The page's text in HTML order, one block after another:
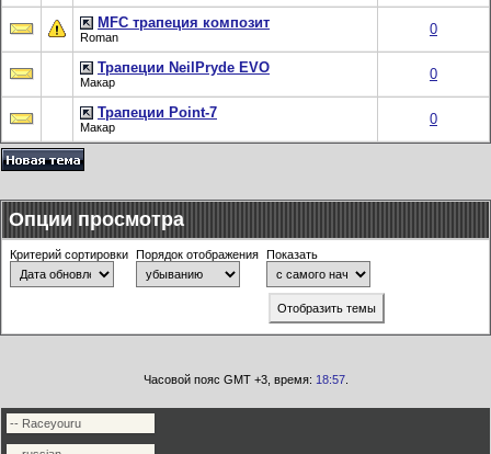
MFC трапеция композит
Roman 0
Трапеции NeilPryde EVO
Макар 0
Трапеции Point-7
Макар 0
Опции просмотра
Критерий сортировки Порядок отображения Показать
Часовой пояс GMT +3, время: 18:57.